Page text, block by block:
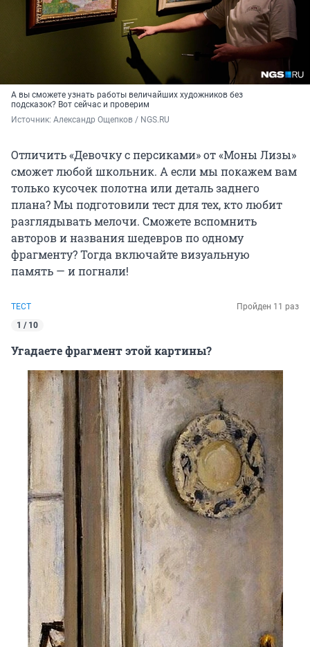
А вы сможете узнать работы величайших художников без
подсказок? Вот сейчас и проверим
Источник: Александр Ощепков / NGS.RU
Отличить «Девочку с персиками» от «Моны Лизы»
сможет любой школьник. А если мы покажем вам
только кусочек полотна или деталь заднего
плана? Мы подготовили тест для тех, кто любит
разглядывать мелочи. Сможете вспомнить
авторов и названия шедевров по одному
фрагменту? Тогда включайте визуальную
память — и погнали!
ТЕСТ
Пройден 11 раз
1 / 10
Угадаете фрагмент этой картины?